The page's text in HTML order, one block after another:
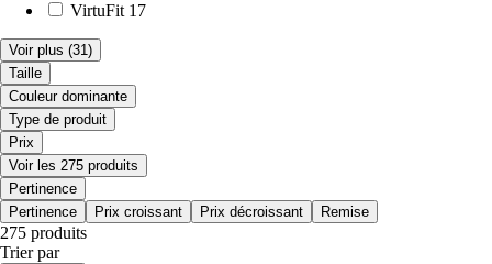
VirtuFit 17
Voir plus (31)
Taille
Couleur dominante
Type de produit
Prix
Voir les 275 produits
Pertinence
Pertinence
Prix croissant Prix décroissant Remise
275 produits
Trier par